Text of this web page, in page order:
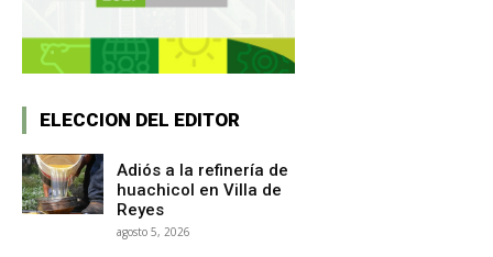
ELECCION DEL EDITOR
Adiós a la refinería de
huachicol en Villa de
Reyes
agosto 5, 2026